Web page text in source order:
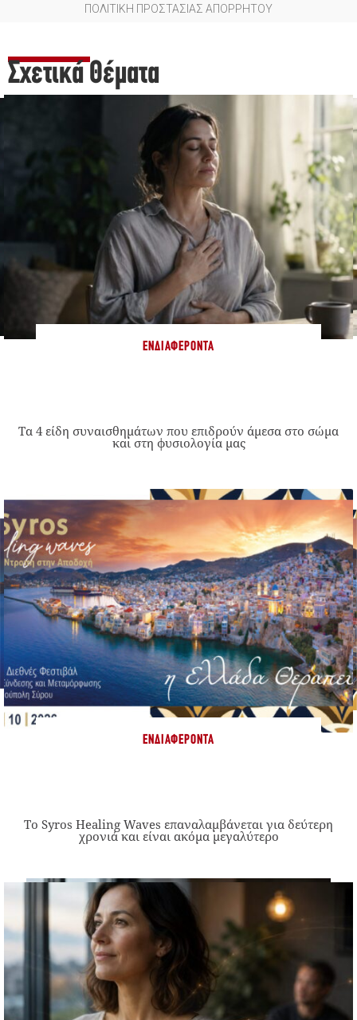
ΠΟΛΙΤΙΚΗ ΠΡΟΣΤΑΣΙΑΣ ΑΠΟΡΡΗΤΟΥ
Σχετικά Θέματα
ΕΝΔΙΑΦΈΡΟΝΤΑ
Τα 4 είδη συναισθημάτων που επιδρούν άμεσα στο σώμα
και στη φυσιολογία μας
ΕΝΔΙΑΦΈΡΟΝΤΑ
Το Syros Healing Waves επαναλαμβάνεται για δεύτερη
χρονιά και είναι ακόμα μεγαλύτερο